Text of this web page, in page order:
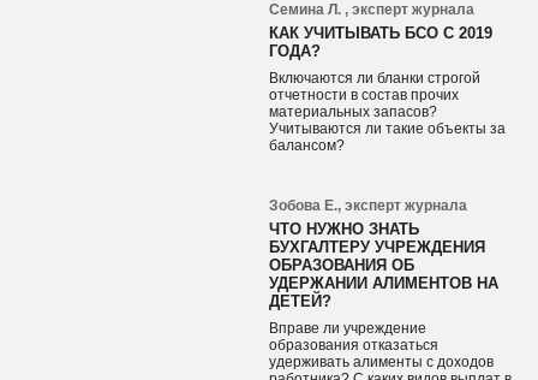
Семина Л. , эксперт журнала
КАК УЧИТЫВАТЬ БСО С 2019
ГОДА?
Включаются ли бланки строгой
отчетности в состав прочих
материальных запасов?
Учитываются ли такие объекты за
балансом?
Зобова Е., эксперт журнала
ЧТО НУЖНО ЗНАТЬ
БУХГАЛТЕРУ УЧРЕЖДЕНИЯ
ОБРАЗОВАНИЯ ОБ
УДЕРЖАНИИ АЛИМЕНТОВ НА
ДЕТЕЙ?
Вправе ли учреждение
образования отказаться
удерживать алименты с доходов